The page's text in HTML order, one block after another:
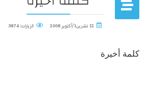
12 تشرين1/أكتوير 2008 الزيارات: 3874
كلمة أخيرة